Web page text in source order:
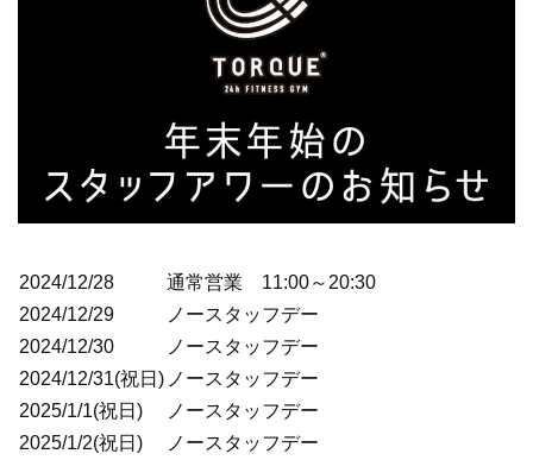
2024/12/28
通常営業 11:00～20:30
2024/12/29
ノースタッフデー
2024/12/30
ノースタッフデー
2024/12/31(祝日) ノースタッフデー
2025/1/1(祝日)
ノースタッフデー
2025/1/2(祝日)
ノースタッフデー